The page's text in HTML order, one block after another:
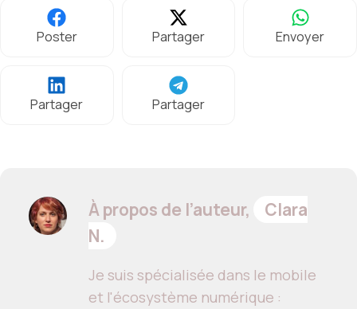
Poster Partager Envoyer
Partager Partager
À propos de l’auteur,
Clara
N.
Je suis spécialisée dans le mobile
et l'écosystème numérique :